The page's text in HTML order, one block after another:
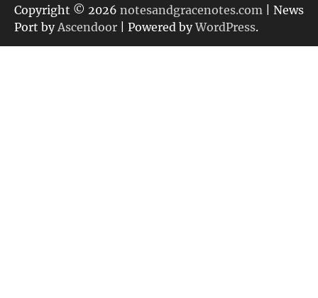
リ
ー
Copyright © 2026 notesandgracenotes.com | News
Port byAscendoor | Powered byWordPress.